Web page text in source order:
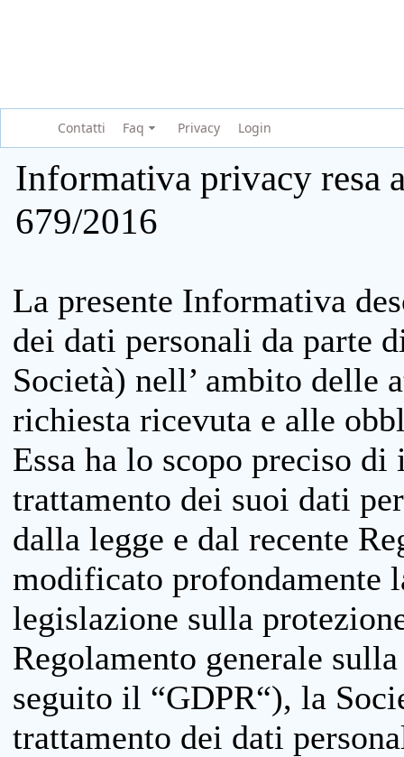
Contatti Faq Privacy Login
Informativa privacy resa
679/2016
La presente Informativa
dei dati personali da parte
Società) nell’ ambito delle
richiesta ricevuta e alle
Essa ha lo scopo preciso
trattamento dei suoi dati
dalla legge e dal recente
modificato profondamente
legislazione sulla
Regolamento generale
seguito il “GDPR“), la
trattamento dei dati